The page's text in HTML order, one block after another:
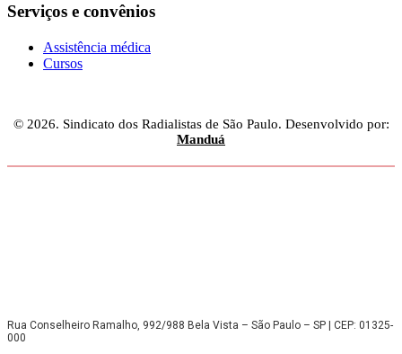
Serviços e convênios
Assistência médica
Cursos
© 2026. Sindicato dos Radialistas de São Paulo. Desenvolvido por:
Manduá
Rua Conselheiro Ramalho, 992/988 Bela Vista – São Paulo – SP | CEP: 01325-
000